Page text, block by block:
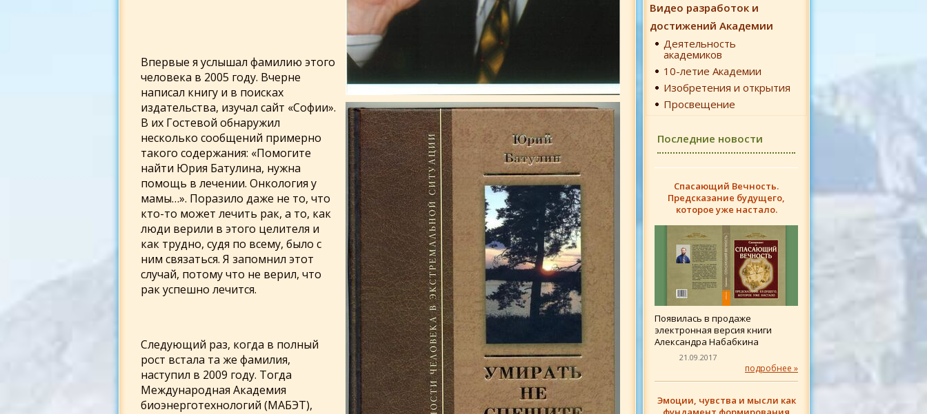
Видео разработок и
достижений Академии
Деятельность
академиков
10-летие Академии
Изобретения и открытия
Просвещение
Последние новости
Спасающий Вечность.
Предсказание будущего,
которое уже настало.
Появилась в продаже
электронная версия книги
Александра Набабкина
21.09.2017
подробнее »
Эмоции, чувства и мысли как
Впервые я услышал фамилию этого
человека в 2005 году. Вчерне
написал книгу и в поисках
издательства, изучал сайт «Софии».
В их Гостевой обнаружил
несколько сообщений примерно
такого содержания: «Помогите
найти Юрия Батулина, нужна
помощь в лечении. Онкология у
мамы…». Поразило даже не то, что
кто-то может лечить рак, а то, как
люди верили в этого целителя и
как трудно, судя по всему, было с
ним связаться. Я запомнил этот
случай, потому что не верил, что
рак успешно лечится.
Следующий раз, когда в полный
рост встала та же фамилия,
наступил в 2009 году. Тогда
Международная Академия
биоэнерготехнологий (МАБЭТ),